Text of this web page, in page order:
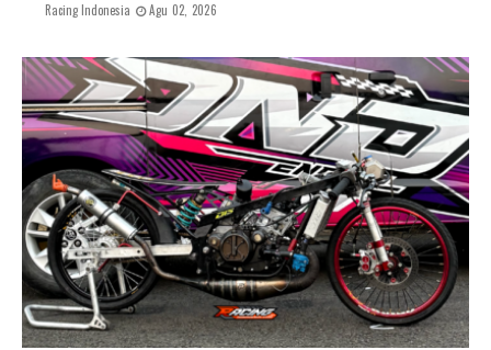
Racing Indonesia Agu 02, 2026